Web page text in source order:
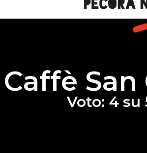
Caffè San
Voto: 4 su